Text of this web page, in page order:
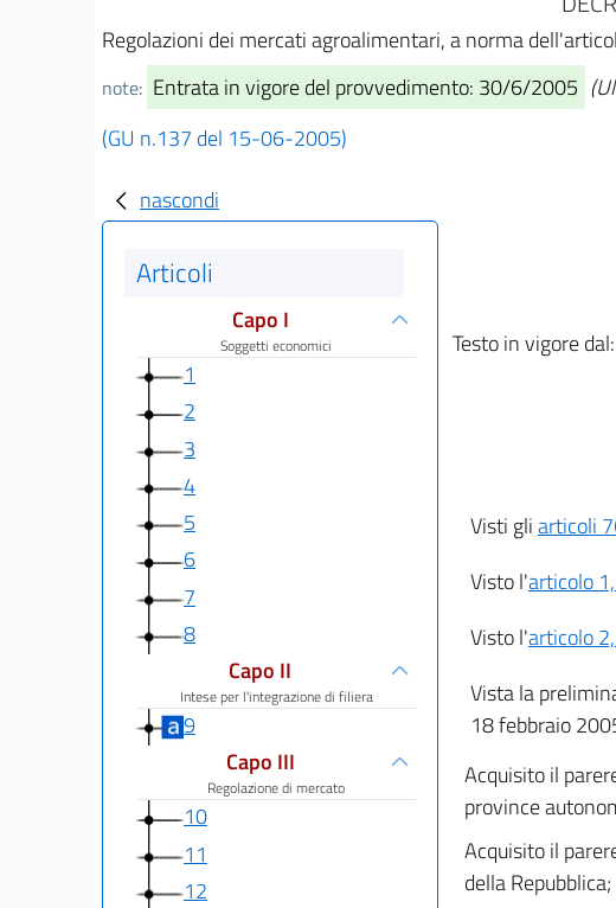
Regolazioni dei mercati agroalimentari, a norma
note: Entrata in vigore del provvedimento: 30/6/2005
(GU n.137 del 15-06-2005)
nascondi
Articoli
Capo I
Soggetti economici
1
2
3
4
5
6
7
8
Capo II
Intese per l'integrazione di filiera
9
Capo III
Regolazione di mercato
10
11
12
Testo in vigore dal:
Visti gliarticoli
Visto l'articolo
Visto l'articolo
Vista la
18 febbraio
Acquisito il
province
Acquisito il
della Repubblica;